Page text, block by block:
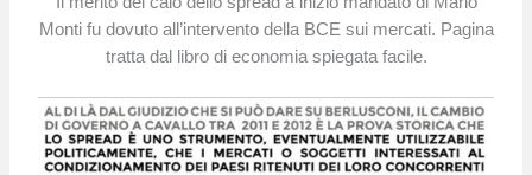
Monti fu dovuto all’intervento della BCE sui mercati. Pagina
tratta dal libro di economia spiegata facile.